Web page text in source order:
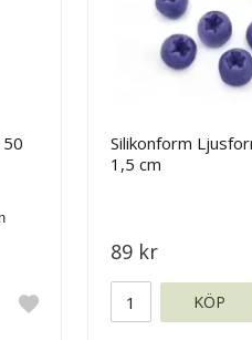
Silikonform
1,5 cm
89 kr
KÖP